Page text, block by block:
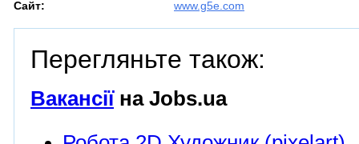
Сайт: www.g5e.com
Перегляньте також:
Вакансіїна Jobs.ua